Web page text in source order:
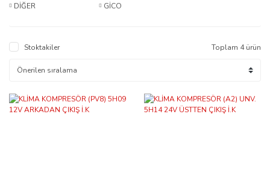
DİĞER GİCO
Stoktakiler Toplam 4 ürün